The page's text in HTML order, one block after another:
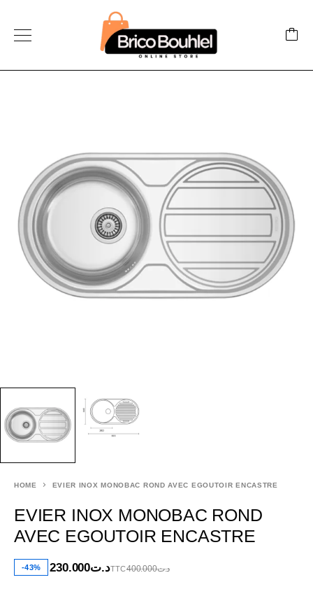
HOME EVIER INOX MONOBAC ROND AVEC EGOUTOIR ENCASTRE
EVIER INOX MONOBAC ROND
AVEC EGOUTOIR ENCASTRE
-43% د.ت400.000 د.ت230.000 TTC